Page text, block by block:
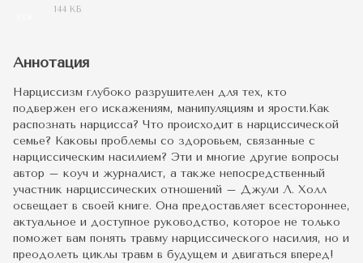
144 КБ
Аннотация
Нарциссизм глубоко разрушителен для тех, кто
подвержен его искажениям, манипуляциям и ярости.Как
распознать нарцисса? Что происходит в нарциссической
семье? Каковы проблемы со здоровьем, связанные с
нарциссическим насилием? Эти и многие другие вопросы
автор – коуч и журналист, а также непосредственный
участник нарциссических отношений – Джули Л. Холл
освещает в своей книге. Она предоставляет всестороннее,
актуальное и доступное руководство, которое не только
поможет вам понять травму нарциссического насилия, но и
преодолеть циклы травм в будущем и двигаться вперед!